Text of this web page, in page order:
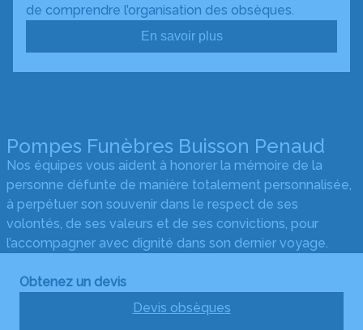
de comprendre l’organisation des obsèques.
En savoir plus
Pompes Funèbres Buisson Penaud
Nos équipes vous aident à honorer la mémoire de la
personne défunte de manière totalement personnalisée,
à perpétuer son souvenir dans le respect de ses
volontés, de ses valeurs et de ses convictions, pour
l’accompagner avec dignité dans son dernier voyage.
Obtenez un devis
Devis obsèques